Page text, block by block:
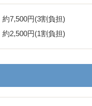
約7,500円(3割負担)
約2,500円(1割負担)